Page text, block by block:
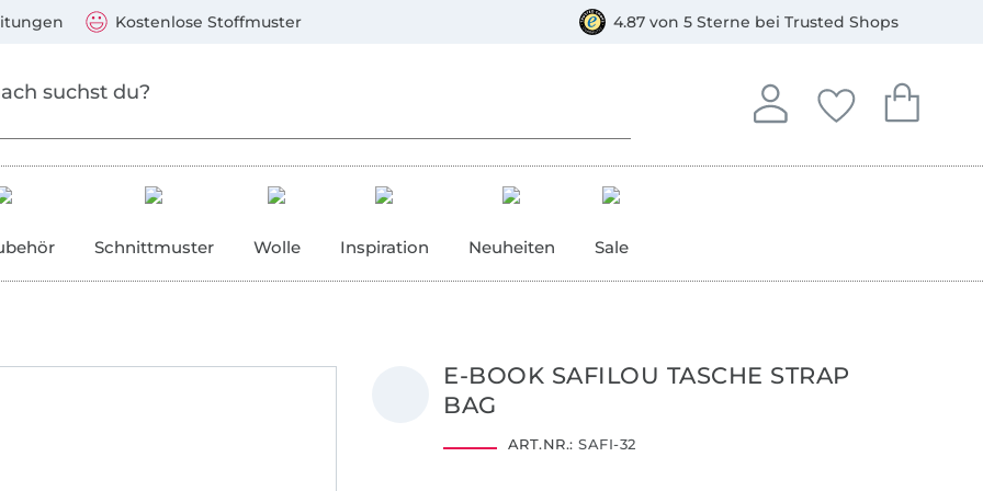
Kostenlose Stoffmuster 4.87 von 5 Sterne bei Trusted Shops
Anmelden
In deinem Konto
Deine
Du hast keine
Dein
Du hast
Schnittmuster Wolle Inspiration Neuheiten Sale
E-BOOK SAFILOU TASCHE STRAP
BAG
ART.NR.: SAFI-32
Mastercard, PayPal, Giropay, Kauf auf Rechnung, Vorkasse